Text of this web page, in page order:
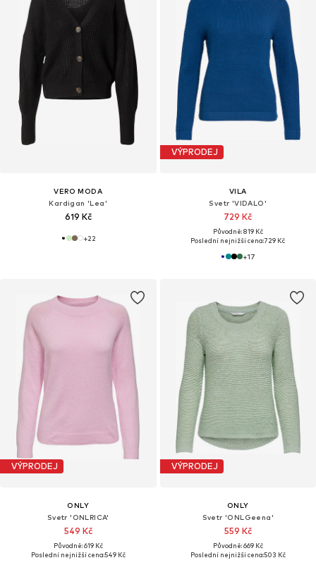
VERO MODA
Kardigan 'Lea'
619 Kč
+22
VÝPRODEJ
VILA
Svetr 'VIDALO'
729 Kč
Původně: 819 Kč
Poslední nejnižší cena:729 Kč
+17
VÝPRODEJ
ONLY
Svetr 'ONLRICA'
549 Kč
Původně: 619 Kč
Poslední nejnižší cena:549 Kč
VÝPRODEJ
ONLY
Svetr 'ONLGeena'
559 Kč
Původně: 669 Kč
Poslední nejnižší cena:503 Kč